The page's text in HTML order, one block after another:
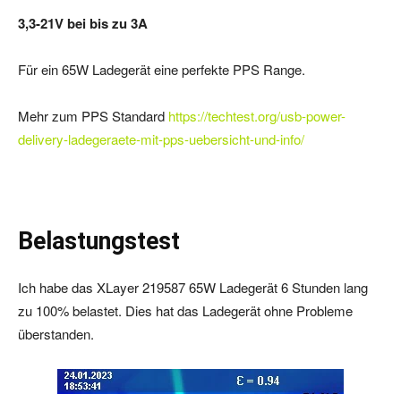
3,3-21V bei bis zu 3A
Für ein 65W Ladegerät eine perfekte PPS Range.
Mehr zum PPS Standard https://techtest.org/usb-power-
delivery-ladegeraete-mit-pps-uebersicht-und-info/
Belastungstest
Ich habe das XLayer 219587 65W Ladegerät 6 Stunden lang
zu 100% belastet. Dies hat das Ladegerät ohne Probleme
überstanden.